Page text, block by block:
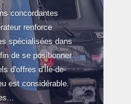
concordantes
renforce
spécialisées dans
de se positionner
d'offres d'Île-de-
est considérable.